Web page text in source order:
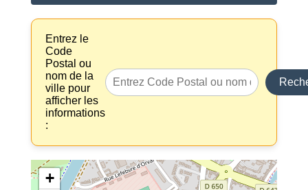
Entrez le
Code
Postal ou
nom de la
ville pour
afficher les
informations
:
+